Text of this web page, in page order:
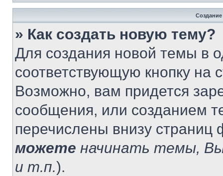
» Как создать новую тему?
Для создания новой темы в
соответствующую кнопку
Возможно, вам придется
сообщения, или созданием
перечислены внизу
можете начинать темы,
и т.п.).